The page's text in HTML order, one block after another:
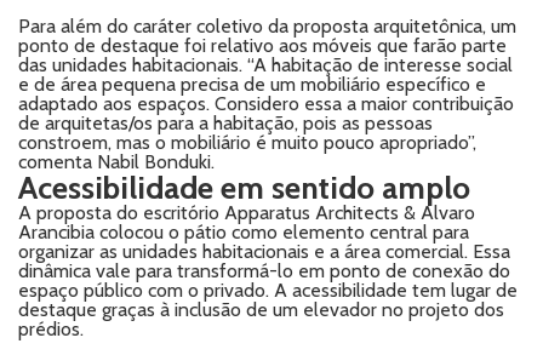
Para além do caráter coletivo da proposta arquitetônica, um
ponto de destaque foi relativo aos móveis que farão parte
das unidades habitacionais. “A habitação de interesse social
e de área pequena precisa de um mobiliário específico e
adaptado aos espaços. Considero essa a maior contribuição
de arquitetas/os para a habitação, pois as pessoas
constroem, mas o mobiliário é muito pouco apropriado”,
comenta Nabil Bonduki.
Acessibilidade em sentido amplo
A proposta do escritório Apparatus Architects & Alvaro
Arancibia colocou o pátio como elemento central para
organizar as unidades habitacionais e a área comercial. Essa
dinâmica vale para transformá-lo em ponto de conexão do
espaço público com o privado. A acessibilidade tem lugar de
destaque graças à inclusão de um elevador no projeto dos
prédios.